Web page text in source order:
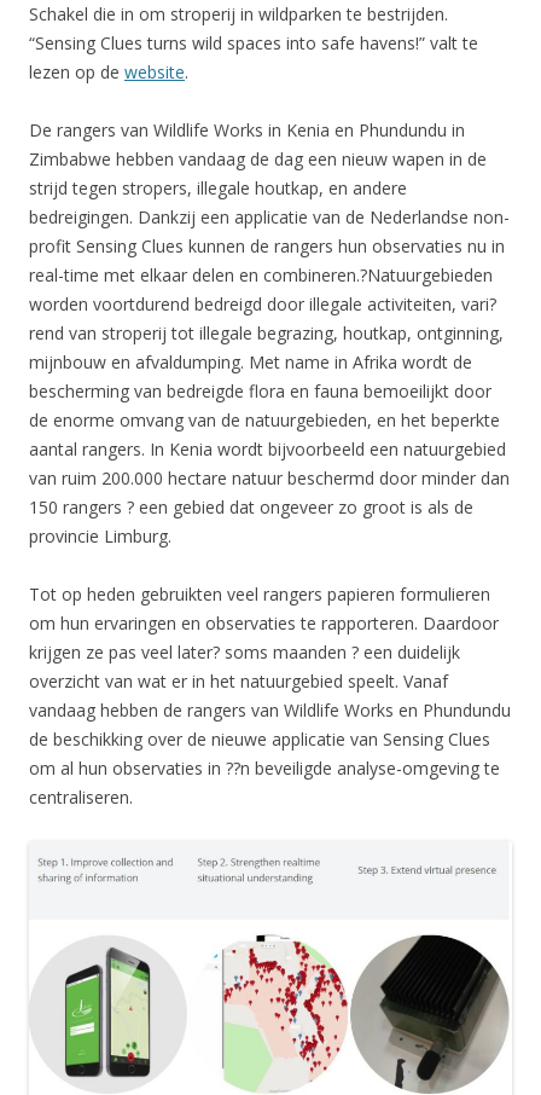
Schakel die in om stroperij in wildparken te bestrijden.
“Sensing Clues turns wild spaces into safe havens!” valt te
lezen op de website.
De rangers van Wildlife Works in Kenia en Phundundu in
Zimbabwe hebben vandaag de dag een nieuw wapen in de
strijd tegen stropers, illegale houtkap, en andere
bedreigingen. Dankzij een applicatie van de Nederlandse non-
profit Sensing Clues kunnen de rangers hun observaties nu in
real-time met elkaar delen en combineren.?Natuurgebieden
worden voortdurend bedreigd door illegale activiteiten, vari?
rend van stroperij tot illegale begrazing, houtkap, ontginning,
mijnbouw en afvaldumping. Met name in Afrika wordt de
bescherming van bedreigde flora en fauna bemoeilijkt door
de enorme omvang van de natuurgebieden, en het beperkte
aantal rangers. In Kenia wordt bijvoorbeeld een natuurgebied
van ruim 200.000 hectare natuur beschermd door minder dan
150 rangers ? een gebied dat ongeveer zo groot is als de
provincie Limburg.
Tot op heden gebruikten veel rangers papieren formulieren
om hun ervaringen en observaties te rapporteren. Daardoor
krijgen ze pas veel later? soms maanden ? een duidelijk
overzicht van wat er in het natuurgebied speelt. Vanaf
vandaag hebben de rangers van Wildlife Works en Phundundu
de beschikking over de nieuwe applicatie van Sensing Clues
om al hun observaties in ??n beveiligde analyse-omgeving te
centraliseren.